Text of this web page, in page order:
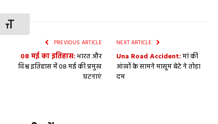
TOGGLE FONT SIZE
PREVIOUS ARTICLE
08 मई का इतिहास:भारत और
विश्व इतिहास में 08 मई की प्रमुख
घटनाएं
NEXT ARTICLE
Una Road Accident:मां की
आंखों के सामने मासूम बेटे ने तोड़ा
दम